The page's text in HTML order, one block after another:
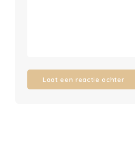
Laat een reactie achter